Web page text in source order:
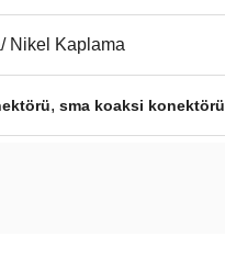
Nikel Kaplama
, sma koaksi konektörü